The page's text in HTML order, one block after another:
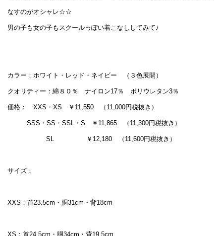
なすのがオシャレ☆☆
男の子も女の子もスクールっぽい着こなししてみて♪
カラー：ホワイト・レッド・ネイビー （３色展開）
クオリティー：綿８０％ ナイロン17％ ポリウレタン3％
価格： XXS・XS ￥11,550 （11,000円税抜き）
SSS・SS・SSL・S ￥11,865 （11,300円税抜き）
SL ￥12,180 （11,600円税抜き）
サイズ：
XXS：首23.5cm・胴31cm・背18cm
XS：首24.5cm・胴34cm・背19.5cm